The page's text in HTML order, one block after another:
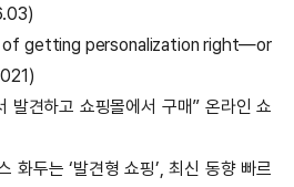
of getting personalization right—or
견하고 쇼핑몰에서 구매” 온라인 쇼
화두는 ‘발견형 쇼핑’, 최신 동향 빠르